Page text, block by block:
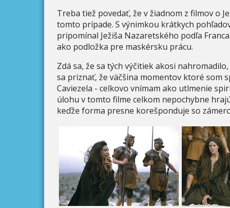
Treba tiež povedať, že v žiadnom z filmov o
tomto prípade. S výnimkou krátkych
pripomínal Ježiša Nazaretského podľa
ako podložka pre maskérsku prácu.
Zdá sa, že sa tých výčitiek akosi
sa priznať, že väčšina momentov ktoré som
Caviezela - celkovo vnímam ako utlmenie
úlohu v tomto filme celkom nepochybne
keďže forma presne korešponduje so